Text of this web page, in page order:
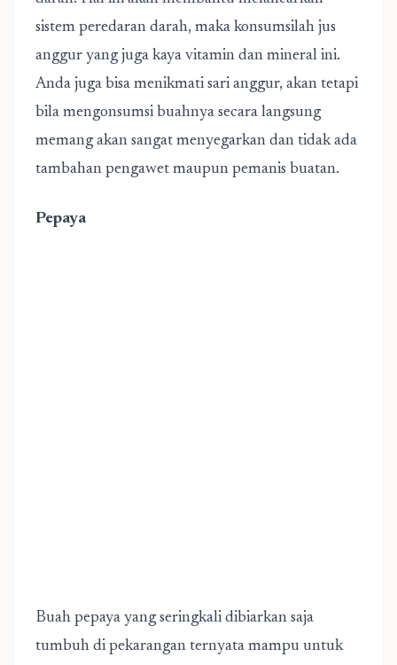
sistem peredaran darah, maka konsumsilah jus
anggur yang juga kaya vitamin dan mineral ini.
Anda juga bisa menikmati sari anggur, akan tetapi
bila mengonsumsi buahnya secara langsung
memang akan sangat menyegarkan dan tidak ada
tambahan pengawet maupun pemanis buatan.
Pepaya
Buah pepaya yang seringkali dibiarkan saja
tumbuh di pekarangan ternyata mampu untuk